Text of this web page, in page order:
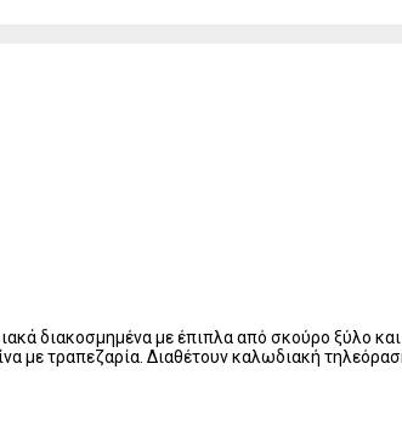
διακοσμημένα με έπιπλα από σκούρο ξύλο
με τραπεζαρία. Διαθέτουν καλωδιακή